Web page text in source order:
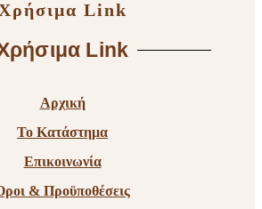
Link
Link
Αρχική
Το Κατάστημα
Επικοινωνία
& Προϋποθέσεις